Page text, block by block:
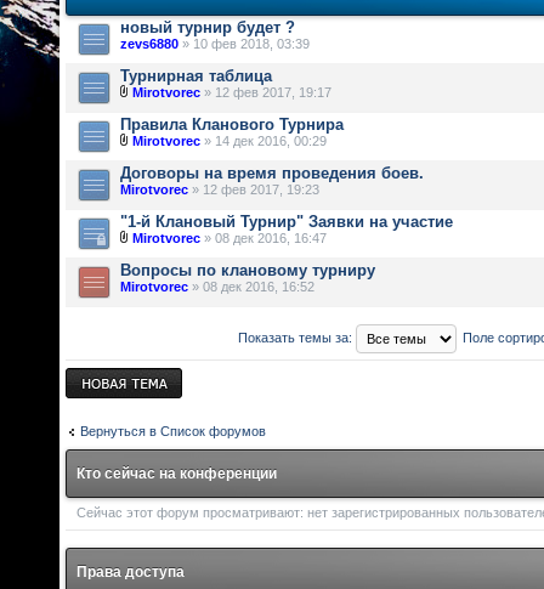
новый турнир будет ?
zevs6880 » 10 фев 2018, 03:39
Турнирная таблица
Mirotvorec » 12 фев 2017, 19:17
Правила Кланового Турнира
Mirotvorec » 14 дек 2016, 00:29
Договоры на время проведения боев.
Mirotvorec » 12 фев 2017, 19:23
"1-й Клановый Турнир" Заявки на участие
Mirotvorec » 08 дек 2016, 16:47
Вопросы по клановому турниру
Mirotvorec » 08 дек 2016, 16:52
Показать темы за: Поле
Новая тема
Вернуться в Список форумов
Кто сейчас на конференции
Сейчас этот форум просматривают: нет зарегистрированных
Права доступа